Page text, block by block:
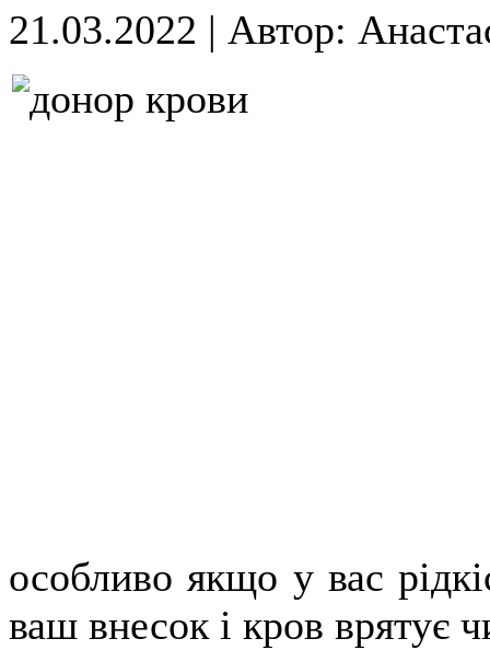
21.03.2022 | Автор:
особливо якщо у вас
ваш внесок і кров врятує